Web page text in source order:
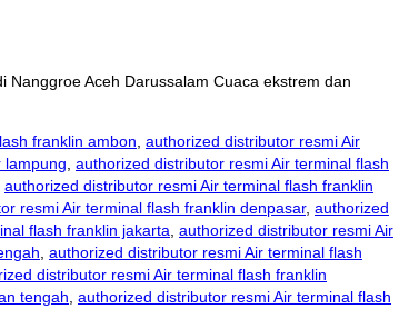
Aceh Darussalam Cuaca ekstrem dan
franklin ambon, authorized distributor resmi Air
lampung, authorized distributor resmi Air terminal flash
authorized distributor resmi Air terminal flash franklin
resmi Air terminal flash franklin denpasar, authorized
flash franklin jakarta, authorized distributor resmi Air
, authorized distributor resmi Air terminal flash
distributor resmi Air terminal flash franklin
tengah, authorized distributor resmi Air terminal flash